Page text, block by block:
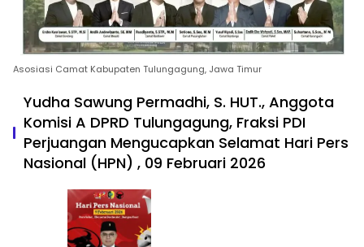
Asosiasi Camat Kabupaten Tulungagung, Jawa Timur
Yudha Sawung Permadhi, S. HUT., Anggota
Komisi A DPRD Tulungagung, Fraksi PDI
Perjuangan Mengucapkan Selamat Hari Pers
Nasional (HPN) , 09 Februari 2026